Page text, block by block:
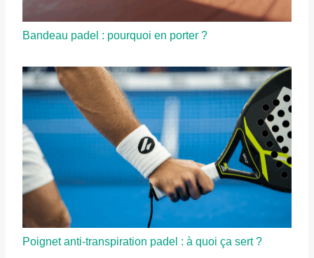
Bandeau padel : pourquoi en porter ?
Poignet anti-transpiration padel : à quoi ça sert ?